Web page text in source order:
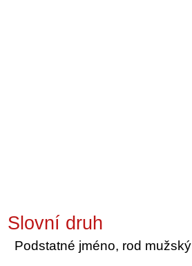
Slovní druh
Podstatné jméno, rod mužský